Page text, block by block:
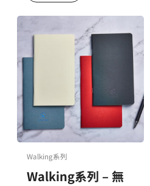
Walking系列
Walking系列 – 無